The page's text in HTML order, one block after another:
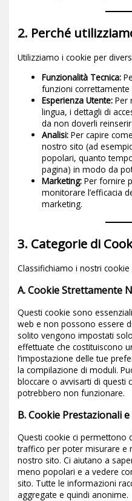
2. Perché
Utilizziamo i cookie per
Funzionalità Tecnica:
funzioni
Esperienza Utente: Per
lingua, i dettagli di
da non doverli
Analisi: Per capire
nostro sito (ad
popolari, quanto
pagina) in modo da
Marketing: Per fornire
monitorare l’efficacia
marketing.
3. Categorie di
Classifichiamo i nostri
A. Cookie Strettamente
Questi cookie sono
web e non possono essere
solito vengono impostati
effettuate che costituiscono
l’impostazione delle tue
la compilazione di moduli.
bloccare o avvisarti di questi
potrebbero non funzionare.
B. Cookie Prestazionali
Questi cookie ci permettono
traffico per poter misurare e
nostro sito. Ci aiutano a
meno popolari e a vedere
sito. Tutte le informazioni
aggregate e quindi anonime.